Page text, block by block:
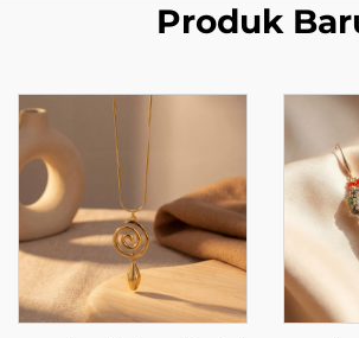
Produk